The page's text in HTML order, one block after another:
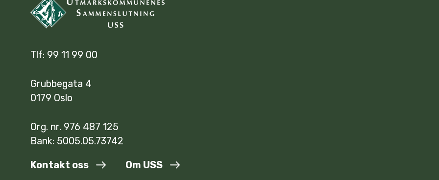
Tlf: 99 11 99 00
Grubbegata 4
0179 Oslo
Org. nr. 976 487 125
Bank: 5005.05.73742
Kontakt oss Om USS